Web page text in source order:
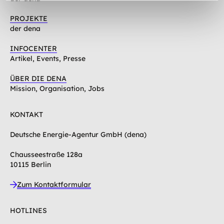
PROJEKTE
der dena
INFOCENTER
Artikel, Events, Presse
ÜBER DIE DENA
Mission, Organisation, Jobs
KONTAKT
Deutsche Energie-Agentur GmbH (dena)
Chausseestraße 128a
10115 Berlin
Zum Kontaktformular
HOTLINES